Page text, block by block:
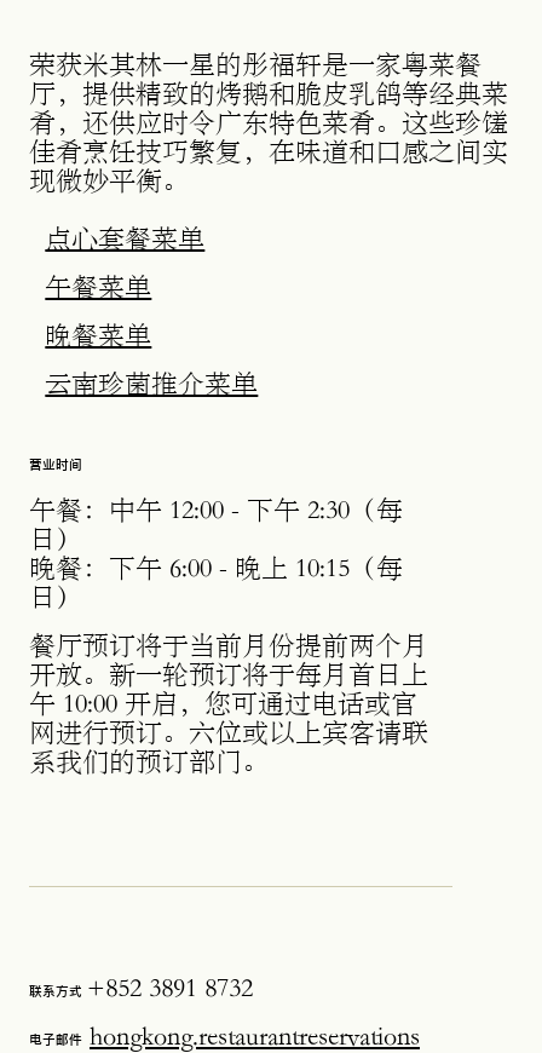
荣获米其林一星的彤福轩是一家粤菜餐
厅，提供精致的烤鹅和脆皮乳鸽等经典菜
肴，还供应时令广东特色菜肴。这些珍馐
佳肴烹饪技巧繁复，在味道和口感之间实
现微妙平衡。
点心套餐菜单
午餐菜单
晚餐菜单
云南珍菌推介菜单
营业时间
午餐：中午 12:00 - 下午 2:30（每
日）
晚餐：下午 6:00 - 晚上 10:15（每
日）
餐厅预订将于当前月份提前两个月
开放。新一轮预订将于每月首日上
午 10:00 开启，您可通过电话或官
网进行预订。六位或以上宾客请联
系我们的预订部门。
联系方式 +852 3891 8732
电子邮件 hongkong.restaurantreservations